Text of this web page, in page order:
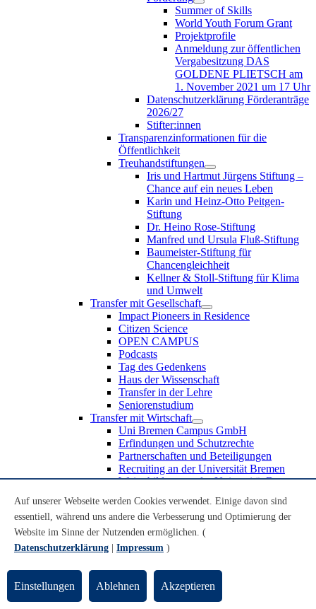
Summer of Skills
World Youth Forum Grant
Projektprofile
Anmeldung zur öffentlichen
Vergabesitzung DAS
GOLDENE PLIETSCH am
1. November 2021 um 17 Uhr
Datenschutzerklärung Förderanträge
2026/27
Stifter:innen
Transparenzinformationen für die
Öffentlichkeit
Treuhandstiftungen
Iris und Hartmut Jürgens Stiftung –
Chance auf ein neues Leben
Karin und Heinz-Otto Peitgen-
Stiftung
Dr. Heino Rose-Stiftung
Manfred und Ursula Fluß-Stiftung
Baumeister-Stiftung für
Chancengleichheit
Kellner & Stoll-Stiftung für Klima
und Umwelt
Transfer mit Gesellschaft
Impact Pioneers in Residence
Citizen Science
OPEN CAMPUS
Podcasts
Tag des Gedenkens
Haus der Wissenschaft
Transfer in der Lehre
Seniorenstudium
Transfer mit Wirtschaft
Uni Bremen Campus GmbH
Erfindungen und Schutzrechte
Partnerschaften und Beteiligungen
Recruiting an der Universität Bremen
Weiterbildung an der Universität Bremen
Schülerinnen und Schüler
MINT-Schnupperstudium
Schulklassen
Lehrkräfte
UniTransfer - Servicestelle für Transferaktivitäten
Transfermagazin der Universität Bremen
Auf unserer Webseite werden Cookies verwendet. Einige davon sind
essentiell, während uns andere die Verbesserung und Optimierung der
Website im Sinne der Nutzenden ermöglichen. (
Datenschutzerklärung
Impressum )
Einstellungen Ablehnen Akzeptieren